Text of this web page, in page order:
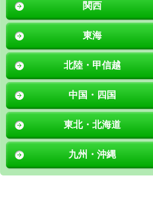
関西
東海
北陸・甲信越
中国・四国
東北・北海道
九州・沖縄